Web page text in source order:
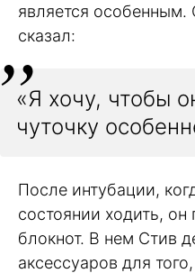
является особенным.
сказал:
«Я хочу, чтобы
чуточку
После интубации,
состоянии ходить,
блокнот. В нем Стив
аксессуаров для